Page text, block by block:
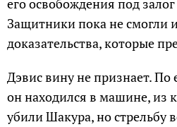
его освобождения под
Защитники пока не смогли
доказательства, которые
Дэвис вину не признает. По
он находился в машине, из
убили Шакура, но стрельбу